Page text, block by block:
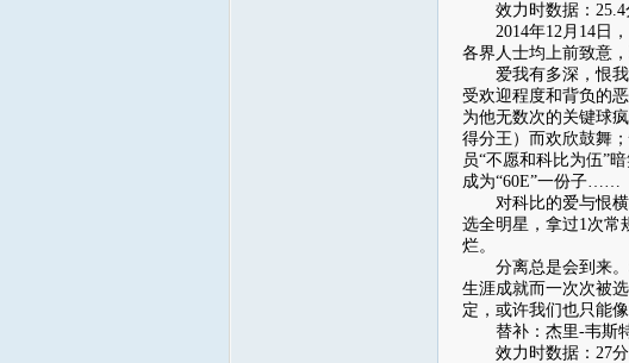
效力时数据：25.4
2014年12月14日，
各界人士均上前致意
爱我有多深，恨我
受欢迎程度和背负的
为他无数次的关键球
得分王）而欢欣鼓舞
员“不愿和科比为伍”
成为“60E”一份子……
对科比的爱与恨横
选全明星，拿过1次常
烂。
分离总是会到来。
生涯成就而一次次被
定，或许我们也只能
替补：杰里-韦斯特
效力时数据：27分